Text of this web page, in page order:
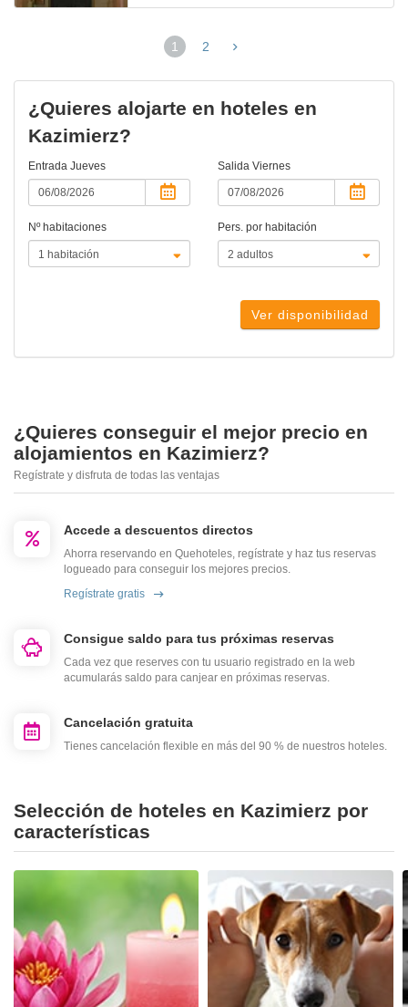
1
(página
2
¿Quieres alojarte en hoteles en
Kazimierz?
Entrada Jueves Salida Viernes
Nº habitaciones Pers. por habitación
Ver disponibilidad
¿Quieres conseguir el mejor precio en
alojamientos en Kazimierz?
Regístrate y disfruta de todas las ventajas
Accede a descuentos directos
Ahorra reservando en Quehoteles, regístrate y haz tus reservas
logueado para conseguir los mejores precios.
Regístrate gratis
Consigue saldo para tus próximas reservas
Cada vez que reserves con tu usuario registrado en la web
acumularás saldo para canjear en próximas reservas.
Cancelación gratuita
Tienes cancelación flexible en más del 90 % de nuestros hoteles.
Selección de hoteles en Kazimierz por
características